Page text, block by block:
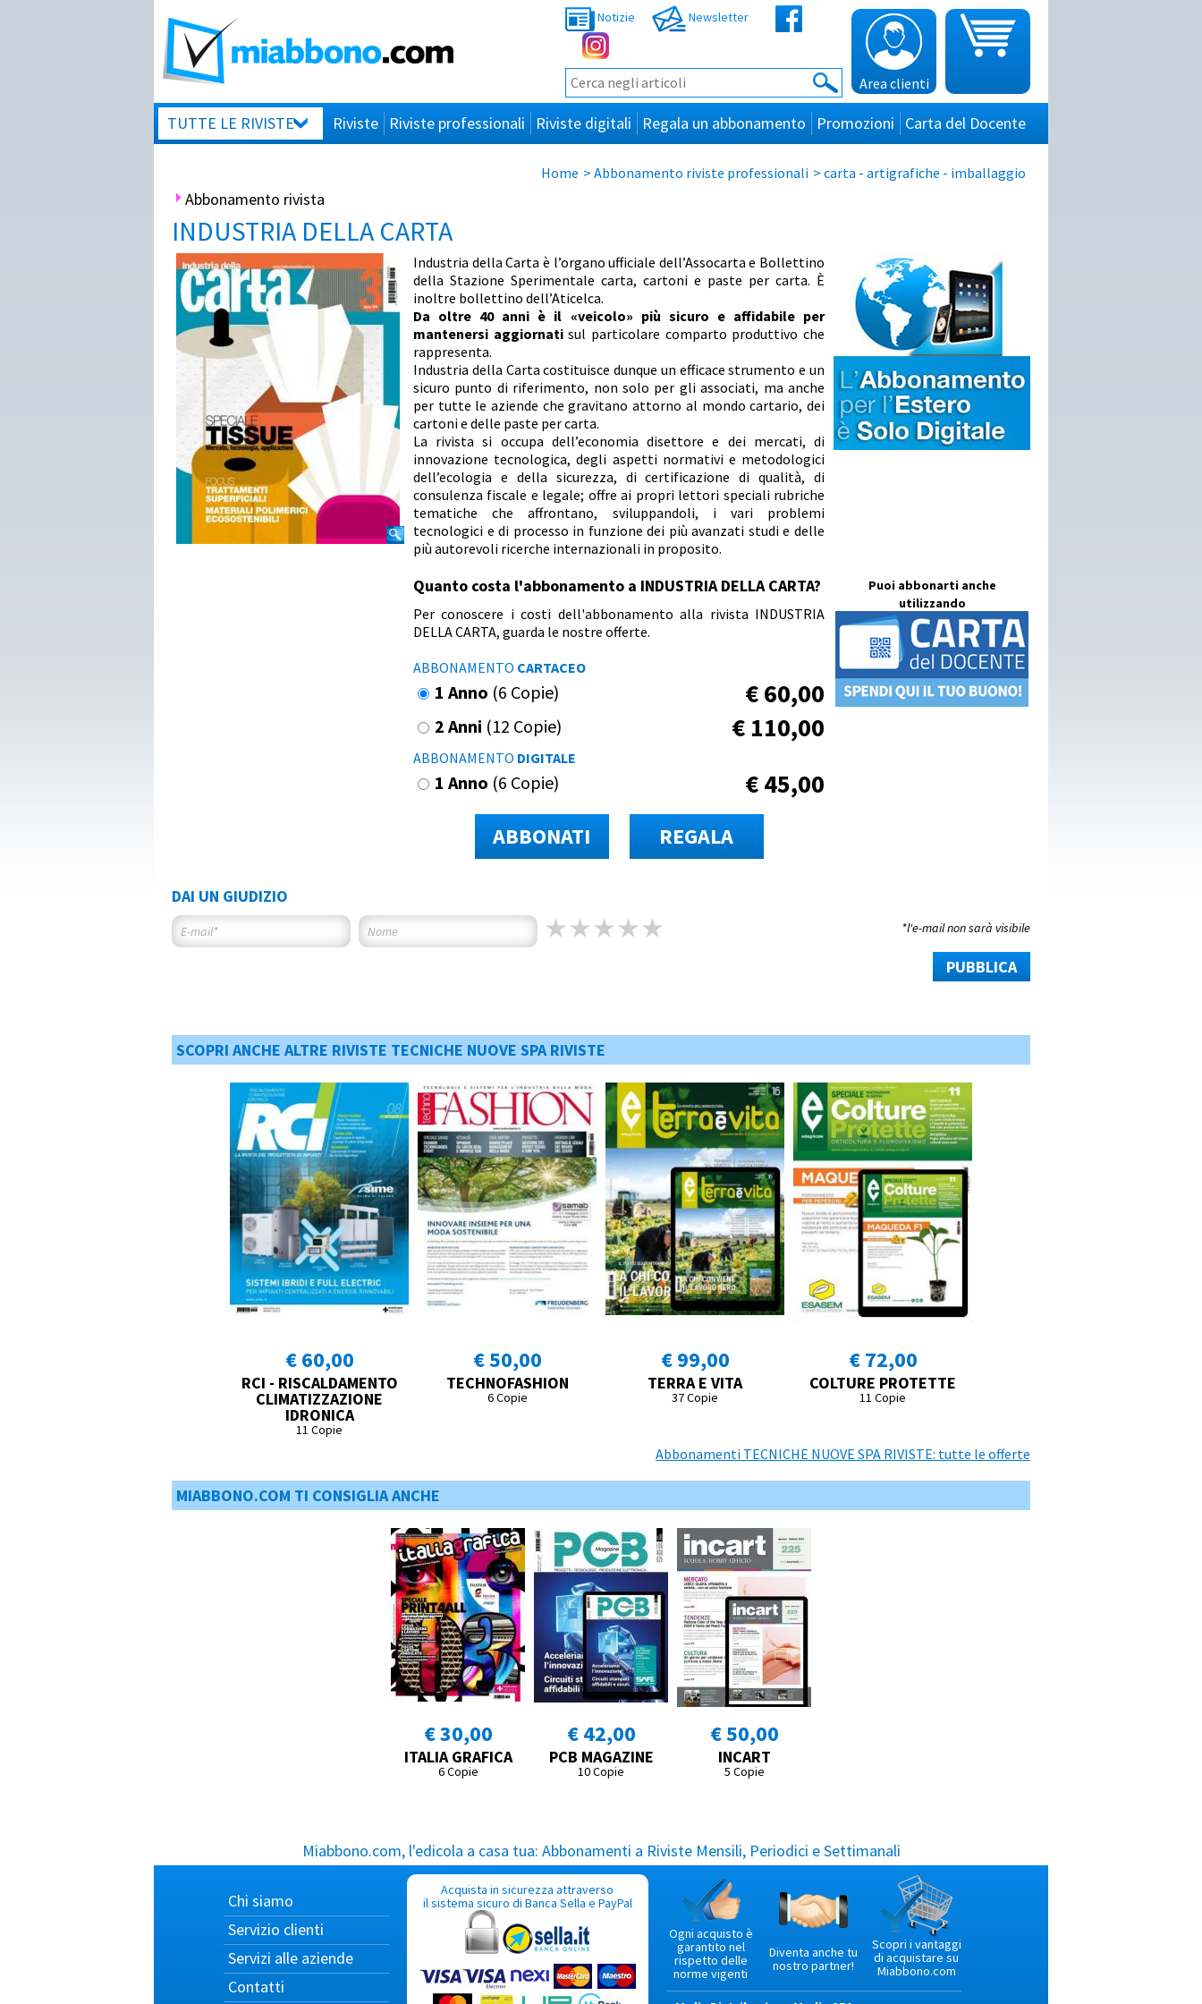
Notizie Newsletter
Area clienti
TUTTE LE RIVISTE Riviste Riviste professionali Riviste digitali Regala un abbonamento Promozioni Carta del Docente
Home > Abbonamento riviste professionali > carta - artigrafiche - imballaggio
Abbonamento rivista
INDUSTRIA DELLA CARTA
Industria della Carta è l’organo ufficiale dell’Assocarta e Bollettino
della Stazione Sperimentale carta, cartoni e paste per carta. È
inoltre bollettino dell’Aticelca.
Da oltre 40 anni è il «veicolo» più sicuro e affidabile per
mantenersi aggiornatisul particolare comparto produttivo che
rappresenta.
Industria della Carta costituisce dunque un efficace strumento e un
sicuro punto di riferimento, non solo per gli associati, ma anche
per tutte le aziende che gravitano attorno al mondo cartario, dei
cartoni e delle paste per carta.
La rivista si occupa dell’economia disettore e dei mercati, di
innovazione tecnologica, degli aspetti normativi e metodologici
dell’ecologia e della sicurezza, di certificazione di qualità, di
consulenza fiscale e legale; offre ai propri lettori speciali rubriche
tematiche che affrontano, sviluppandoli, i vari problemi
tecnologici e di processo in funzione dei più avanzati studi e delle
più autorevoli ricerche internazionali in proposito.
Quanto costa l'abbonamento a INDUSTRIA DELLA CARTA?
Per conoscere i costi dell'abbonamento alla rivista INDUSTRIA
DELLA CARTA, guarda le nostre offerte.
ABBONAMENTO CARTACEO
1 Anno (6 Copie) €60,00
2 Anni (12 Copie) € 110,00
ABBONAMENTO DIGITALE
1 Anno (6 Copie) €45,00
ABBONATI REGALA
Puoi abbonarti anche
utilizzando
DAI UN GIUDIZIO
*l'e-mail non sarà visibile
PUBBLICA
SCOPRI ANCHE ALTRE RIVISTE TECNICHE NUOVE SPA RIVISTE
€ 60,00
RCI - RISCALDAMENTO
CLIMATIZZAZIONE
IDRONICA
11 Copie
€ 50,00
TECHNOFASHION
6 Copie
€ 99,00
TERRA E VITA
37 Copie
€ 72,00
COLTURE PROTETTE
11 Copie
Abbonamenti TECNICHE NUOVE SPA RIVISTE: tutte le offerte
MIABBONO.COM TI CONSIGLIA ANCHE
€ 30,00
ITALIA GRAFICA
6 Copie
€ 42,00
PCB MAGAZINE
10 Copie
€ 50,00
INCART
5 Copie
Miabbono.com, l'edicola a casa tua: Abbonamenti a Riviste Mensili, Periodici e Settimanali
Chi siamo
Servizio clienti
Servizi alle aziende
Contatti
Acquista in sicurezza attraverso
il sistema sicuro di Banca Sella e PayPal
Ogni acquisto è
garantito nel
rispetto delle
norme vigenti
Diventa anche tu
nostro partner!
Scopri i vantaggi
di acquistare su
Miabbono.com